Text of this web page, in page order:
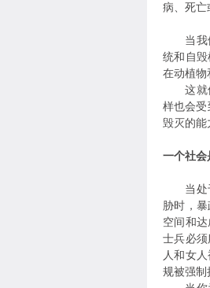
病、死亡
当我们
统和自
在动植物
这就像
样也会受
毁灭的能
一个社会
当处于
胁时，
空间和
士兵必
人和女
规被强制